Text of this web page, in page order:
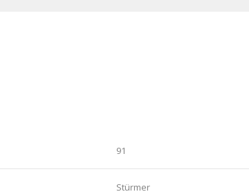
91
Stürmer